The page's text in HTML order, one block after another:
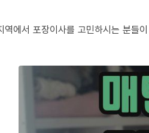
역에서 포장이사를 고민하시는 분들